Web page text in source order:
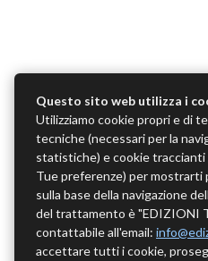
Questo sito web utilizza i
Utilizziamo cookie propri e di
tecniche (necessari per la
statistiche) e cookie traccianti
Tue preferenze) per mostrarti
sulla base della navigazione
del trattamento è "EDIZIONI
contattabile all'email:
accettare tutti i cookie,